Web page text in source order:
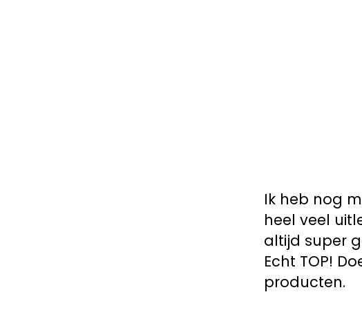
Ik heb nog
heel veel
altijd super
Echt TOP!
producten.